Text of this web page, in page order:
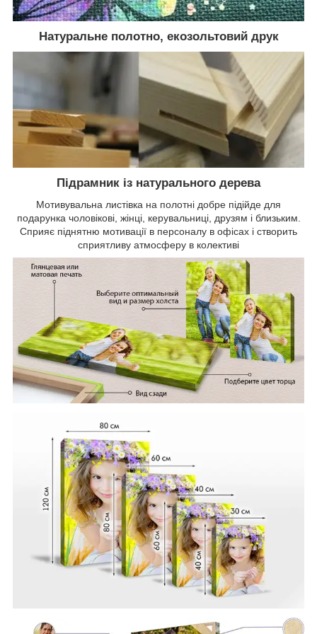
Натуральне полотно, екозольтовий друк
Підрамник із натурального дерева
Мотивувальна листівка на полотні добре підійде для
подарунка чоловікові, жінці, керувальниці, друзям і близьким.
Сприяє піднятню мотивації в персоналу в офісах і створить
сприятливу атмосферу в колективі